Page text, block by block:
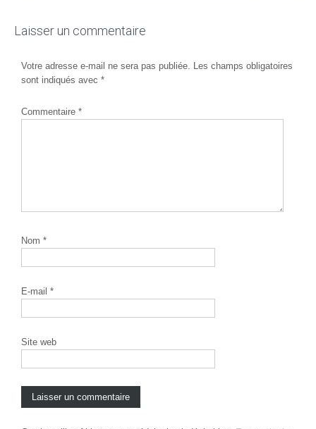
Laisser un commentaire
Votre adresse e-mail ne sera pas publiée.
Les champs obligatoires
sont indiqués avec *
Commentaire *
Nom *
E-mail *
Site web